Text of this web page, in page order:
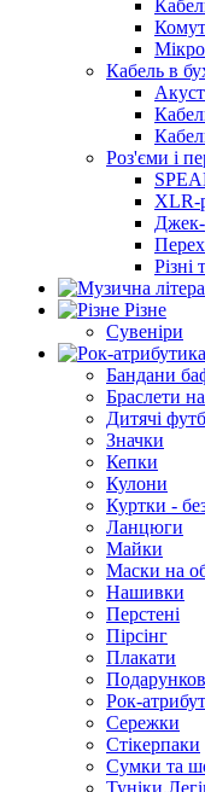
Кабель в
Роз'єми і
XLR-
Різні
Різне
Сувеніри
Бандани
Браслети
Дитячі
Значки
Кепки
Кулони
Куртки -
Ланцюги
Майки
Маски на
Нашивки
Перстені
Пірсінг
Плакати
Рок-
Сережки
Стікерпаки
Сумки та